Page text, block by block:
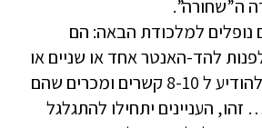
ה”שחורה”.
נופלים למלכודת הבאה: הם
להד-האנטר אחד או שניים או
לחברת השמה… להודיע ל 8-10 קשרים ומכרים שהם
זהו, העניינים יתחילו להתגלגל